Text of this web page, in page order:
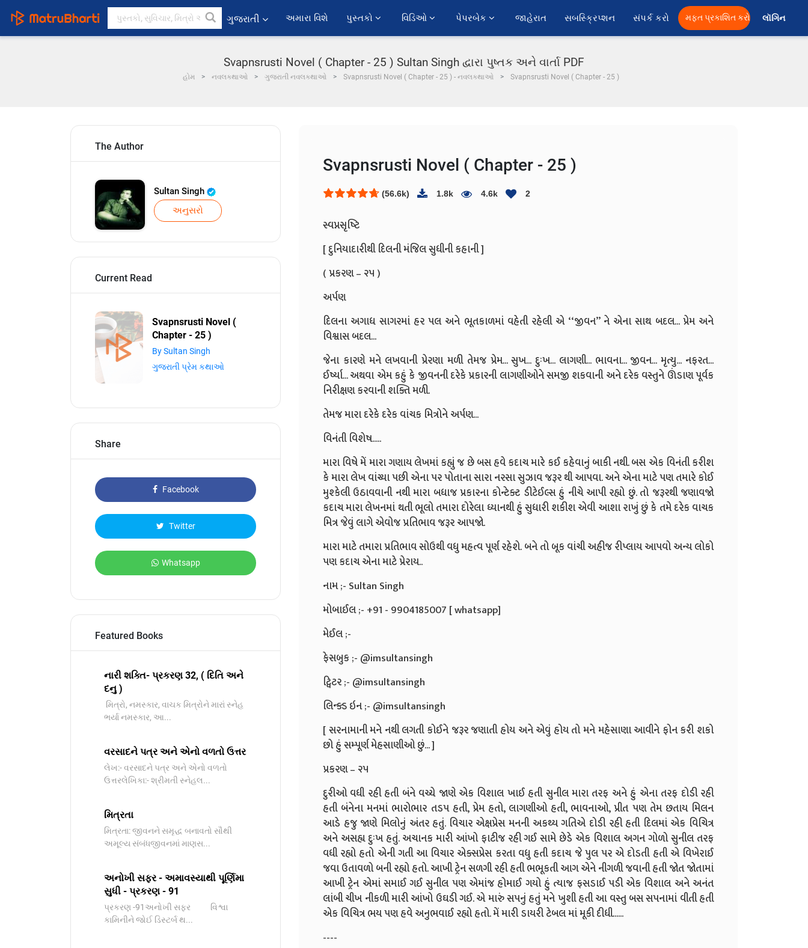
ગુજરાતી અમારા વિશે પુસ્તકો વિડિઓ પેપરબેક જાહેરાત સબસ્ક્રિપ્શન સંપર્ક કરો મફત પ્રકાશિત કરો લૉગિન
Svapnsrusti Novel ( Chapter - 25 ) Sultan Singh દ્વારા પુષ્તક અને વાર્તા PDF
હોમ નવલકથાઓ ગુજરાતી નવલકથાઓ Svapnsrusti Novel ( Chapter - 25 ) - નવલકથાઓ Svapnsrusti Novel ( Chapter - 25 )
The Author
Sultan Singh
અનુસરો
Current Read
Svapnsrusti Novel (
Chapter - 25 )
By Sultan Singh
ગુજરાતી પ્રેમ કથાઓ
Share
Facebook
Twitter
Whatsapp
Featured Books
નારી શક્તિ- પ્રકરણ 32, ( દિતિ અને
દનુ )
મિત્રો, નમસ્કાર, વાચક મિત્રોને મારાં સ્નેહ
ભર્યા નમસ્કાર, આ...
વરસાદને પત્ર અને એનો વળતો ઉત્તર
લેખ:- વરસાદને પત્ર અને એનો વળતો
ઉત્તરલેખિકા:- શ્રીમતી સ્નેહલ...
મિત્રતા
મિત્રતા: જીવનને સમૃદ્ધ બનાવતો સૌથી
અમૂલ્ય સંબંધજીવનમાં માણસ...
અનોખી સફર - અમાવસ્યાથી પૂર્ણિમા
સુધી - પ્રકરણ - 91
પ્રકરણ -91અનોખી સફર વિશ્વા
કામિનીને જોઈ ડિસ્ટર્બ થ...
Svapnsrusti Novel ( Chapter - 25 )
(56.6k) 1.8k 4.6k 2
સ્વપ્નસૃષ્ટિ
[ દુનિયાદારીથી દિલની મંજિલ સુધીની કહાની ]
( પ્રકરણ – ૨૫ )
અર્પણ
દિલના અગાધ સાગરમાં હર પલ અને ભૂતકાળમાં વહેતી રહેલી એ ‘‘જીવન’’ ને એના સાથ બદલ... પ્રેમ અને
વિશ્વાસ બદલ...
જેના કારણે મને લખવાની પ્રેરણા મળી તેમજ પ્રેમ... સુખ... દુઃખ... લાગણી... ભાવના... જીવન... મૃત્યુ... નફરત...
ઈર્ષ્યા... અથવા એમ કહું કે જીવનની દરેકે પ્રકારની લાગણીઓને સમજી શકવાની અને દરેક વસ્તુને ઊંડાણ પૂર્વક
નિરીક્ષણ કરવાની શક્તિ મળી.
તેમજ મારા દરેકે દરેક વાંચક મિત્રોને અર્પણ...
વિનંતી વિશેષ.....
મારા વિષે મેં મારા ગણાય લેખમાં કહ્યું જ છે બસ હવે કદાચ મારે કઈ કહેવાનું બાકી નથી. બસ એક વિનંતી કરીશ
કે મારા લેખ વાંચ્યા પછી એના પર પોતાના સારા નરસા સુઝાવ જરૂર થી આપવા. અને એના માટે પણ તમારે કોઈ
મુશ્કેલી ઉઠાવવાની નથી મારા બધાજ પ્રકારના કોન્ટેક્ટ ડીટેઈલ્સ હું નીચે આપી રહ્યો છું. તો જરૂરથી જણાવજો
કદાચ મારા લેખનમાં થતી ભૂલો તમારા દોરેલા ધ્યાનથી હું સુધારી શકીશ એવી આશા રાખું છું કે તમે દરેક વાચક
મિત્ર જેવું લાગે એવોજ પ્રતિભાવ જરૂર આપજો.
મારા માટે તમારા પ્રતિભાવ સોઉથી વધુ મહત્વ પૂર્ણ રહેશે. બને તો બૂક વાંચી અહીજ રીપ્લાય આપવો અન્ય લોકો
પણ કદાચ એના માટે પ્રેરાય..
નામ ;- Sultan Singh
મોબાઈલ ;- +91 - 9904185007 [ whatsapp]
મેઈલ ;-
ફેસબુક ;- @imsultansingh
ટ્વિટર ;- @imsultansingh
લિન્ક્ડ ઇન ;- @imsultansingh
[ સરનામાની મને નથી લગતી કોઈને જરૂર જણાતી હોય અને એવું હોય તો મને મહેસાણા આવીને ફોન કરી શકો
છો હું સમ્પૂર્ણ મેહસાણીઓ છું... ]
પ્રકરણ – ૨૫
દુરીઓ વધી રહી હતી બંને વચ્ચે જાણે એક વિશાલ ખાઈ હતી સુનીલ મારા તરફ અને હું એના તરફ દોડી રહી
હતી બંનેના મનમાં ભારોભાર તડપ હતી, પ્રેમ હતો, લાગણીઓ હતી, ભાવનાઓ, પ્રીત પણ તેમ છતાય મિલન
આડે હજુ જાણે મિલોનું અંતર હતું. વિચાર એક્ષપ્રેસ મનની અકથ્ય ગતિએ દોડી રહી હતી દિલમાં એક વિચિત્ર
અને અસહ્ય દુઃખ હતું. અચાનક મારી આંખો ફાટીજ રહી ગઈ સામે છેડે એક વિશાલ અગન ગોળો સુનીલ તરફ
વધી રહ્યો હતો એની ગતી આ વિચાર એક્સપ્રેસ કરતા વધુ હતી કદાચ જે પુલ પર એ દોડતી હતી એ વિખેરાઈ
જવા ઉતાવળો બની રહ્યો હતો. આખી ટ્રેન સળગી રહી હતી ભભૂકતી આગ એને નીગળી જવાની હતી જોત જોતામાં
આખી ટ્રેન એમાં સમાઈ ગઈ સુનીલ પણ એમાંજ હોમાઈ ગયો હું ત્યાજ ફસડાઈ પડી એક વિશાલ અને અનંત
લાંબી ચીખ નીકળી મારી આંખો ઉઘડી ગઈ. એ મારું સપનું હતું મને ખુશી હતી આ વસ્તુ બસ સપનામાં વીતી હતી
એક વિચિત્ર ભય પણ હવે અનુભવાઈ રહ્યો હતો. મેં મારી ડાયરી ટેબલ માં મૂકી દીધી......
----